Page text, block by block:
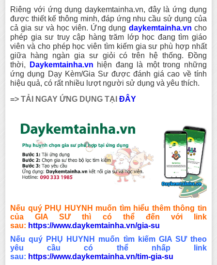
Riêng với ứng dụng daykemtainha.vn, đây là ứng dụng
được thiết kế thông minh, đáp ứng nhu cầu sử dụng của
cả gia sư và học viên. Ứng dụng daykemtainha.vn cho
phép gia sư truy cập hàng trăm lớp học đang tìm giáo
viên và cho phép học viên tìm kiếm gia sư phù hợp nhất
giữa hàng ngàn gia sư giỏi có trên hệ thống. Đồng
thời,
Daykemtainha.vn hiện đang là một trong những
ứng dụng Dạy Kèm/Gia Sư được đánh giá cao về tính
hiệu quả, có rất nhiều lượt người sử dụng và yêu thích.
=> TẢI NGAY ỨNG DỤNG TẠIĐÂY
Nếu quý PHỤ HUYNH muốn tìm hiểu thêm thông tin
của GIA SƯ thì có thể đến với link
sau: https://www.daykemtainha.vn/gia-su
Nếu quý PHỤ HUYNH muốn tìm kiếm GIA SƯ theo
yêu cầu có thể nhấp link
sau: https://www.daykemtainha.vn/tim-gia-su